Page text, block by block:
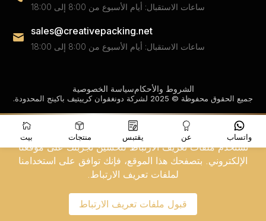
ساعات الاستقبال: أيام الأسبوع من 8:00 إلى 18:00
sales@creativepacking.net
ساعات الاستقبال: أيام الأسبوع من 8:00 إلى 18:00
جميع الحقوق محفوظة © 2025 لشركة دونغقوان كرييتيف باكينج المحدودة.
سياسة الخصوصيةالشروط والأحكام
بيت منتجات يقتبس عن واتساب
نستخدم ملفات تعريف الارتباط لتحسين تجربتك على موقعنا
الإلكتروني. بتصفحك هذا الموقع، فإنك توافق على استخدامنا
لملفات تعريف الارتباط.
قبول ملفات تعريف الارتباط